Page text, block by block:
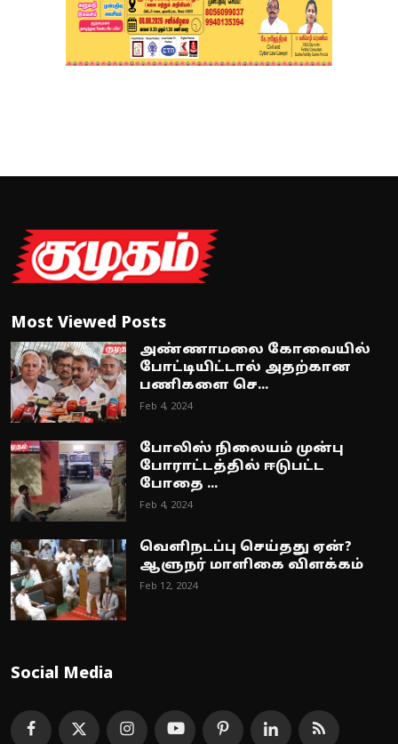
Most Viewed Posts
அண்ணாமலை கோவையில்
போட்டியிட்டால் அதற்கான
பணிகளை செ...
Feb 4, 2024
போலிஸ் நிலையம் முன்பு
போராட்டத்தில் ஈடுபட்ட
போதை ...
Feb 4, 2024
வெளிநடப்பு செய்தது ஏன்?
ஆளுநர் மாளிகை விளக்கம்
Feb 12, 2024
Social Media